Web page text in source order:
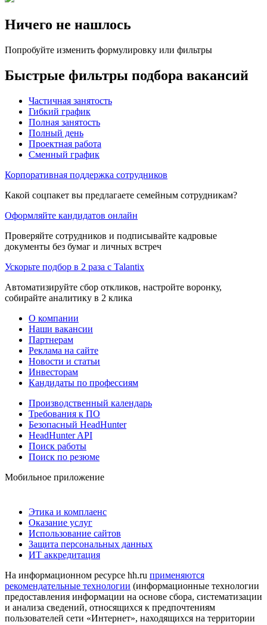
Ничего не нашлось
Попробуйте изменить формулировку или фильтры
Быстрые фильтры подбора вакансий
Частичная занятость
Гибкий график
Полная занятость
Полный день
Проектная работа
Сменный график
Корпоративная поддержка сотрудников
Какой соцпакет вы предлагаете семейным сотрудникам?
Оформляйте кандидатов онлайн
Проверяйте сотрудников и подписывайте кадровые
документы без бумаг и личных встреч
Ускорьте подбор в 2 раза с Talantix
Автоматизируйте сбор откликов, настройте воронку,
собирайте аналитику в 2 клика
О компании
Наши вакансии
Партнерам
Реклама на сайте
Новости и статьи
Инвесторам
Кандидаты по профессиям
Производственный календарь
Требования к ПО
Безопасный HeadHunter
HeadHunter API
Поиск работы
Поиск по резюме
Мобильное приложение
Этика и комплаенс
Оказание услуг
Использование сайтов
Защита персональных данных
ИТ аккредитация
На информационном ресурсе hh.ru применяются
рекомендательные технологии (информационные технологии
предоставления информации на основе сбора, систематизации
и анализа сведений, относящихся к предпочтениям
пользователей сети «Интернет», находящихся на территории